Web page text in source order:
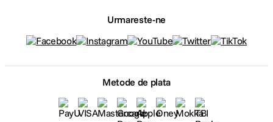
Urmareste-ne
Metode de plata